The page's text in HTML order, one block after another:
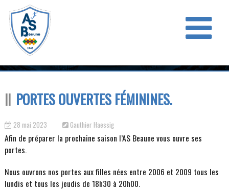
PORTES OUVERTES FÉMININES.
28 mai 2023 Gauthier Haessig
Afin de préparer la prochaine saison l’AS Beaune vous ouvre ses
portes.
Nous ouvrons nos portes aux filles nées entre 2006 et 2009 tous les
lundis et tous les jeudis de 18h30 à 20h00.